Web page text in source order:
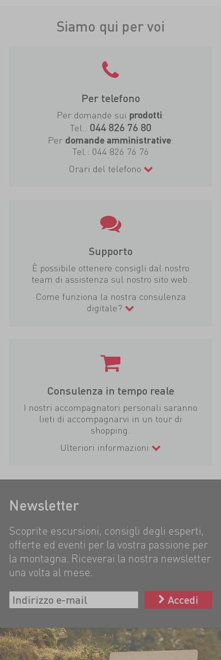
Siamo qui per voi
Per telefono
Per domande sui prodotti:
Tel.: 044 826 76 80
Per domande amministrative:
Tel.: 044 826 76 76
Orari del telefono
Supporto
È possibile ottenere consigli dal nostro
team di assistenza sul nostro sito web.
Come funziona la nostra consulenza
digitale?
Consulenza in tempo reale
I nostri accompagnatori personali saranno
lieti di accompagnarvi in un tour di
shopping.
Ulteriori informazioni
Newsletter
Scoprite escursioni, consigli degli esperti,
offerte ed eventi per la vostra passione per
la montagna. Riceverai la nostra newsletter
una volta al mese.
Accedi